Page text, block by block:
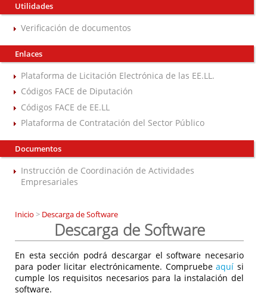
Utilidades
Verificación de documentos
Enlaces
Plataforma de Licitación Electrónica de las EE.LL.
Códigos FACE de Diputación
Códigos FACE de EE.LL
Plataforma de Contratación del Sector Público
Documentos
Instrucción de Coordinación de Actividades
Empresariales
Inicio > Descarga de Software
Descarga de Software
En esta sección podrá descargar el software necesario
para poder licitar electrónicamente. Compruebeaquí si
cumple los requisitos necesarios para la instalación del
software.